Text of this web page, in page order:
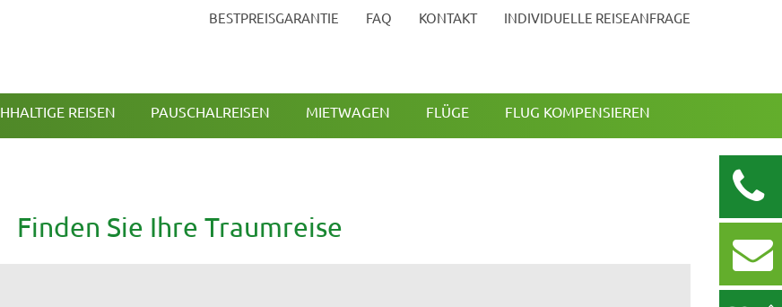
INDIVIDUELLE REISEANFRAGE
KONTAKT
FAQ
BESTPREISGARANTIE
REISEN PAUSCHALREISEN MIETWAGEN FLÜGE FLUG KOMPENSIEREN
Finden Sie Ihre Traumreise